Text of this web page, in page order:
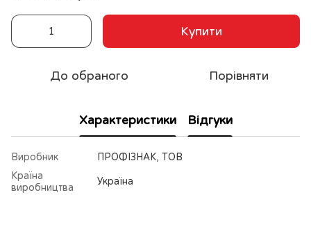
Купити
До обраного Порівняти
Характеристики Відгуки
Виробник
ПРОФІЗНАК, ТОВ
Країна
виробництва
Україна